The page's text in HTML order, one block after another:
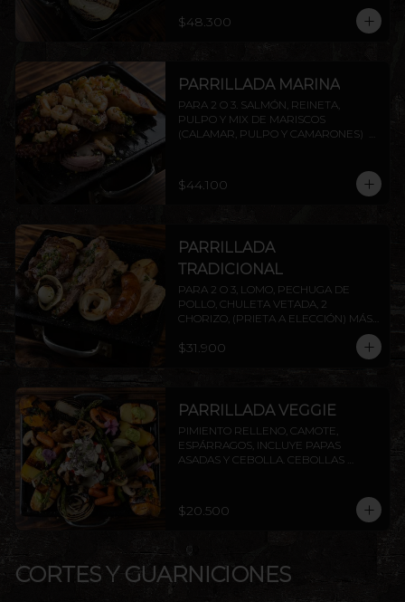
$48.300
PARRILLADA MARINA
PARA 2 O 3. SALMÓN, REINETA,
PULPO Y MIX DE MARISCOS
(CALAMAR, PULPO Y CAMARONES)
ELECCIÓN.
$44.100
PARRILLADA
TRADICIONAL
PARA 2 O 3, LOMO, PECHUGA DE
POLLO, CHULETA VETADA, 2
CHORIZO, (PRIETA A ELECCIÓN) MÁS
(PAPAS FRITAS, PAPAS DORADAS,
$31.900
PARRILLADA VEGGIE
PIMIENTO RELLENO, CAMOTE,
ESPÁRRAGOS, INCLUYE PAPAS
ASADAS Y CEBOLLA. CEBOLLAS
PESTO. INCLUYE PAPAS ASADAS Y
CEBOLLA.
$20.500
CORTES Y GUARNICIONES